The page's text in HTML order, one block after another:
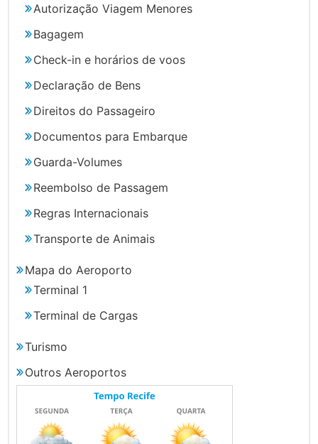
Autorização Viagem Menores
Bagagem
Check-in e horários de voos
Declaração de Bens
Direitos do Passageiro
Documentos para Embarque
Guarda-Volumes
Reembolso de Passagem
Regras Internacionais
Transporte de Animais
Mapa do Aeroporto
Terminal 1
Terminal de Cargas
Turismo
Outros Aeroportos